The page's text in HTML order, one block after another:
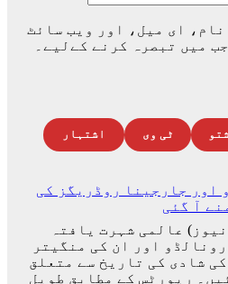
ای میل، اور ویب سائٹ
میں تبصرہ کرنے کےلیے۔
ٹی وی اشتہار
اور جارجینا روڈریگز کی
آ گئی
عالمی شہرت یافتہ
اور ان کی منگیتر
شادی کی تاریخ سے متعلق
رپورٹس کے مطابق طویل